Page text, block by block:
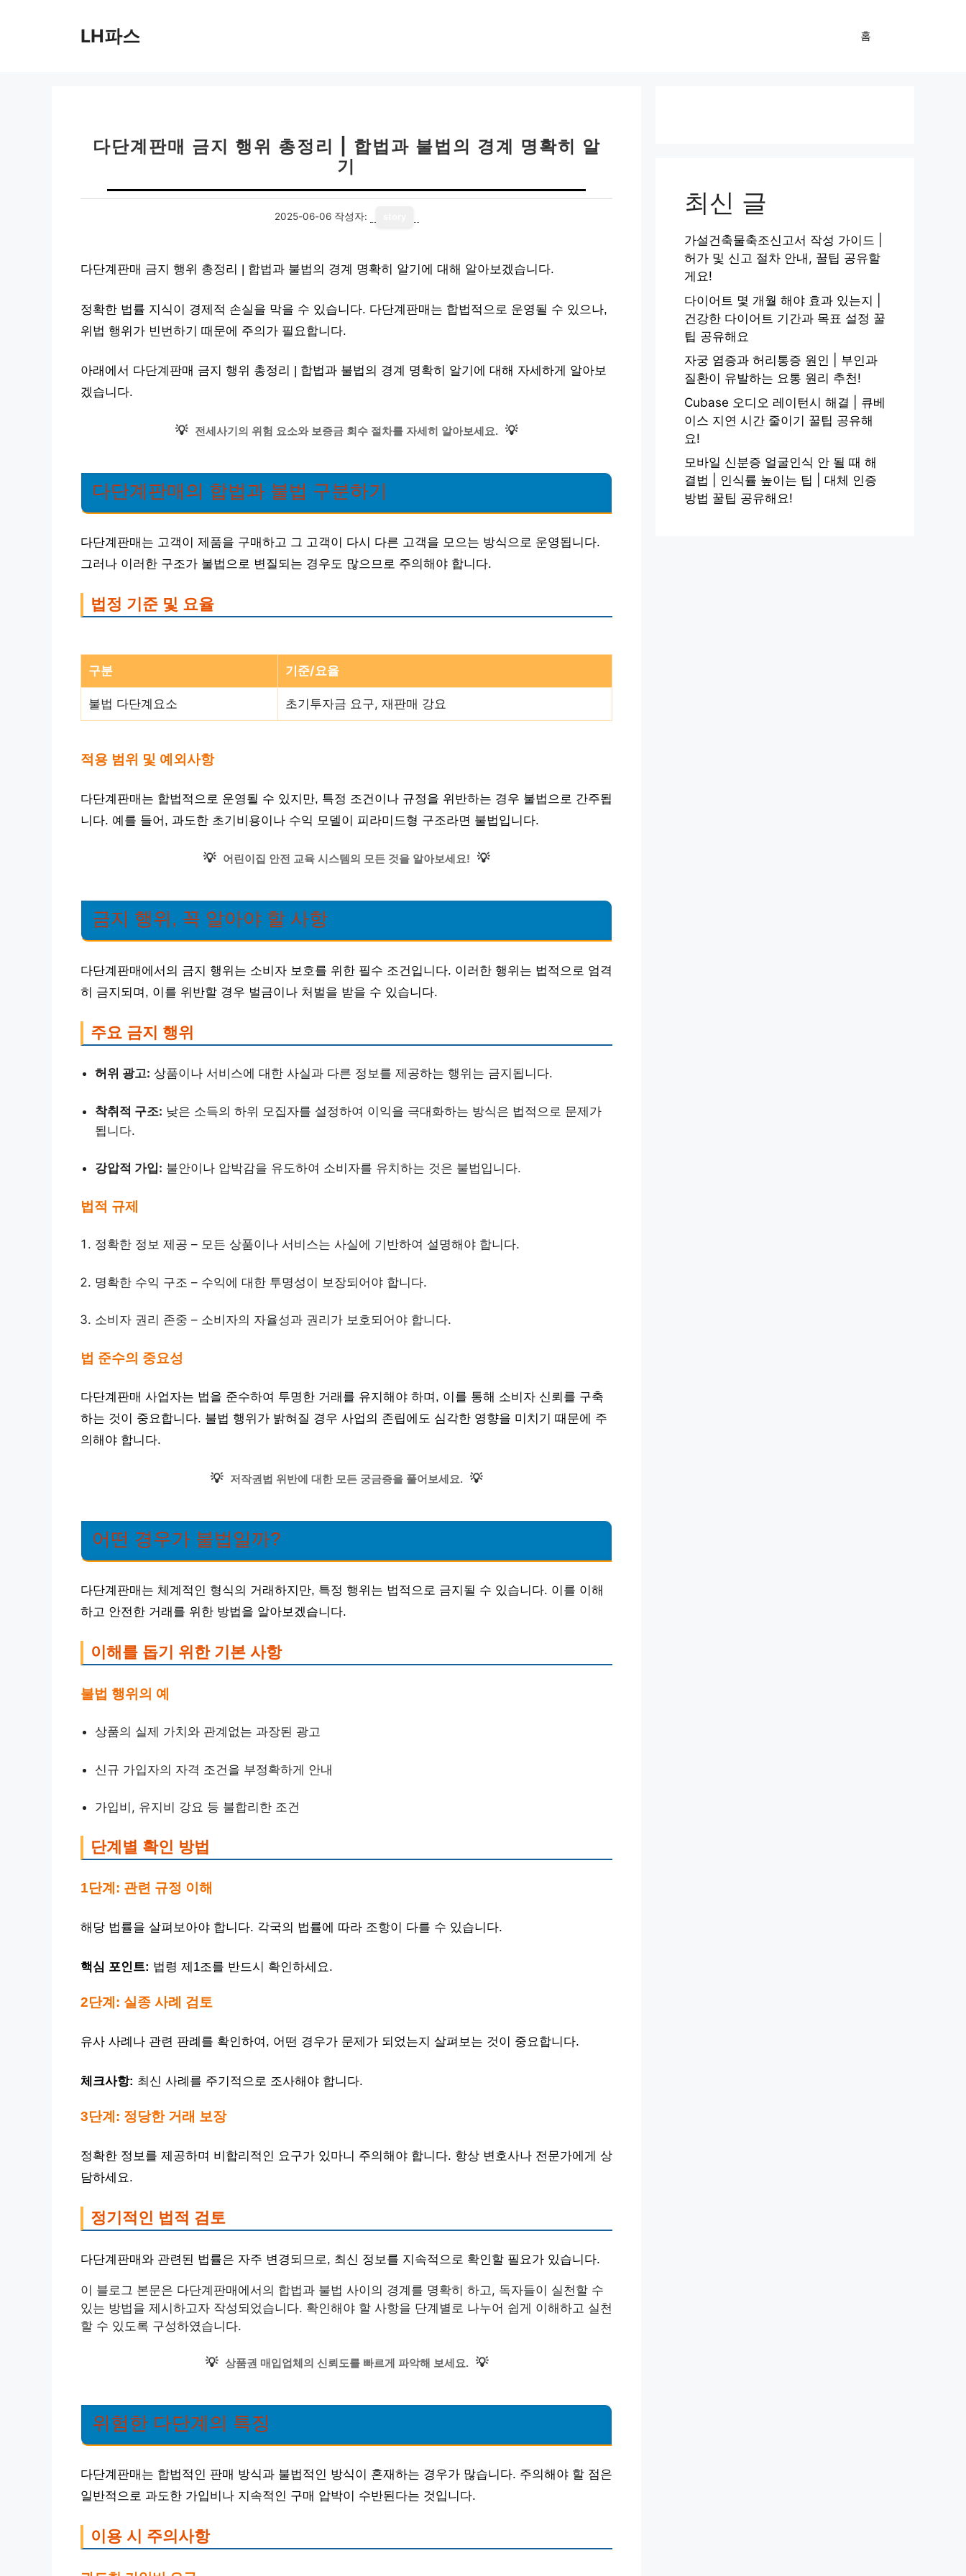
LH파스 홈
다단계판매 금지 행위 총정리 | 합법과 불법의 경계 명확히 알
기
2025-06-06 작성자:
다단계판매 금지 행위 총정리 | 합법과 불법의 경계 명확히 알기에 대해 알아보겠습니다.
정확한 법률 지식이 경제적 손실을 막을 수 있습니다. 다단계판매는 합법적으로 운영될 수 있으나,
위법 행위가 빈번하기 때문에 주의가 필요합니다.
아래에서 다단계판매 금지 행위 총정리 | 합법과 불법의 경계 명확히 알기에 대해 자세하게 알아보
겠습니다.
💡 전세사기의 위험 요소와 보증금 회수 절차를 자세히 알아보세요. 💡
다단계판매의 합법과 불법 구분하기
다단계판매는 고객이 제품을 구매하고 그 고객이 다시 다른 고객을 모으는 방식으로 운영됩니다.
그러나 이러한 구조가 불법으로 변질되는 경우도 많으므로 주의해야 합니다.
법정 기준 및 요율
구분 기준/요율
불법 다단계요소 초기투자금 요구, 재판매 강요
적용 범위 및 예외사항
다단계판매는 합법적으로 운영될 수 있지만, 특정 조건이나 규정을 위반하는 경우 불법으로 간주됩
니다. 예를 들어, 과도한 초기비용이나 수익 모델이 피라미드형 구조라면 불법입니다.
💡 어린이집 안전 교육 시스템의 모든 것을 알아보세요! 💡
금지 행위, 꼭 알아야 할 사항
다단계판매에서의 금지 행위는 소비자 보호를 위한 필수 조건입니다. 이러한 행위는 법적으로 엄격
히 금지되며, 이를 위반할 경우 벌금이나 처벌을 받을 수 있습니다.
주요 금지 행위
허위 광고: 상품이나 서비스에 대한 사실과 다른 정보를 제공하는 행위는 금지됩니다.
착취적 구조: 낮은 소득의 하위 모집자를 설정하여 이익을 극대화하는 방식은 법적으로 문제가
됩니다.
강압적 가입: 불안이나 압박감을 유도하여 소비자를 유치하는 것은 불법입니다.
법적 규제
정확한 정보 제공 – 모든 상품이나 서비스는 사실에 기반하여 설명해야 합니다.
명확한 수익 구조 – 수익에 대한 투명성이 보장되어야 합니다.
소비자 권리 존중 – 소비자의 자율성과 권리가 보호되어야 합니다.
법 준수의 중요성
다단계판매 사업자는 법을 준수하여 투명한 거래를 유지해야 하며, 이를 통해 소비자 신뢰를 구축
하는 것이 중요합니다. 불법 행위가 밝혀질 경우 사업의 존립에도 심각한 영향을 미치기 때문에 주
의해야 합니다.
💡 저작권법 위반에 대한 모든 궁금증을 풀어보세요. 💡
어떤 경우가 불법일까?
다단계판매는 체계적인 형식의 거래하지만, 특정 행위는 법적으로 금지될 수 있습니다. 이를 이해
하고 안전한 거래를 위한 방법을 알아보겠습니다.
이해를 돕기 위한 기본 사항
불법 행위의 예
상품의 실제 가치와 관계없는 과장된 광고
신규 가입자의 자격 조건을 부정확하게 안내
가입비, 유지비 강요 등 불합리한 조건
단계별 확인 방법
1단계: 관련 규정 이해
해당 법률을 살펴보아야 합니다. 각국의 법률에 따라 조항이 다를 수 있습니다.
핵심 포인트: 법령 제1조를 반드시 확인하세요.
2단계: 실종 사례 검토
유사 사례나 관련 판례를 확인하여, 어떤 경우가 문제가 되었는지 살펴보는 것이 중요합니다.
체크사항: 최신 사례를 주기적으로 조사해야 합니다.
3단계: 정당한 거래 보장
정확한 정보를 제공하며 비합리적인 요구가 있마니 주의해야 합니다. 항상 변호사나 전문가에게 상
담하세요.
정기적인 법적 검토
다단계판매와 관련된 법률은 자주 변경되므로, 최신 정보를 지속적으로 확인할 필요가 있습니다.
이 블로그 본문은 다단계판매에서의 합법과 불법 사이의 경계를 명확히 하고, 독자들이 실천할 수
있는 방법을 제시하고자 작성되었습니다. 확인해야 할 사항을 단계별로 나누어 쉽게 이해하고 실천
할 수 있도록 구성하였습니다.
💡 상품권 매입업체의 신뢰도를 빠르게 파악해 보세요. 💡
위험한 다단계의 특징
다단계판매는 합법적인 판매 방식과 불법적인 방식이 혼재하는 경우가 많습니다. 주의해야 할 점은
일반적으로 과도한 가입비나 지속적인 구매 압박이 수반된다는 것입니다.
이용 시 주의사항
최신 글
가설건축물축조신고서 작성 가이드 |
허가 및 신고 절차 안내, 꿀팁 공유할
게요!
다이어트 몇 개월 해야 효과 있는지 |
건강한 다이어트 기간과 목표 설정 꿀
팁 공유해요
자궁 염증과 허리통증 원인 | 부인과
질환이 유발하는 요통 원리 추천!
Cubase 오디오 레이턴시 해결 | 큐베
이스 지연 시간 줄이기 꿀팁 공유해
요!
모바일 신분증 얼굴인식 안 될 때 해
결법 | 인식률 높이는 팁 | 대체 인증
방법 꿀팁 공유해요!